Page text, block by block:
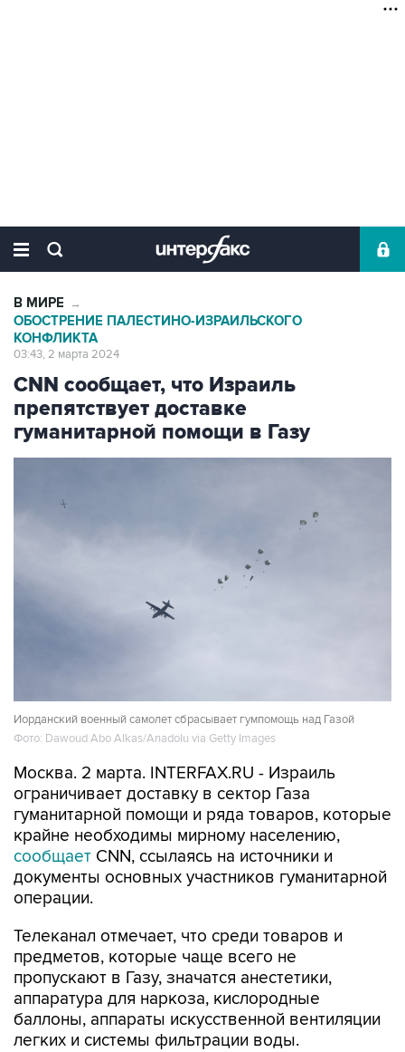
В МИРЕ →
ОБОСТРЕНИЕ ПАЛЕСТИНО-ИЗРАИЛЬСКОГО
КОНФЛИКТА
03:43, 2 марта 2024
CNN сообщает, что Израиль
препятствует доставке
гуманитарной помощи в Газу
Иорданский военный самолет сбрасывает гумпомощь над Газой
Фото: Dawoud Abo Alkas/Anadolu via Getty Images
Москва. 2 марта. INTERFAX.RU - Израиль
ограничивает доставку в сектор Газа
гуманитарной помощи и ряда товаров, которые
крайне необходимы мирному населению,
сообщает CNN, ссылаясь на источники и
документы основных участников гуманитарной
операции.
Телеканал отмечает, что среди товаров и
предметов, которые чаще всего не
пропускают в Газу, значатся анестетики,
аппаратура для наркоза, кислородные
баллоны, аппараты искусственной вентиляции
легких и системы фильтрации воды.